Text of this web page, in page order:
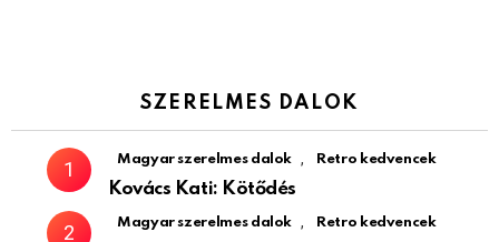
SZERELMES DALOK
Magyar szerelmes dalok , Retro kedvencek
Kovács Kati: Kötődés
Magyar szerelmes dalok , Retro kedvencek